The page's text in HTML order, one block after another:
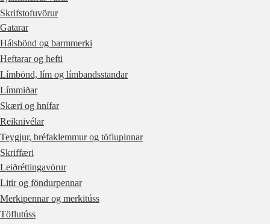
Skrifstofuvörur
Gatarar
Hálsbönd og barmmerki
Heftarar og hefti
Límbönd, lím og límbandsstandar
Límmiðar
Skæri og hnífar
Reiknivélar
Teygjur, bréfaklemmur og töflupinnar
Skriffæri
Leiðréttingavörur
Litir og föndurpennar
Merkipennar og merkitúss
Töflutúss